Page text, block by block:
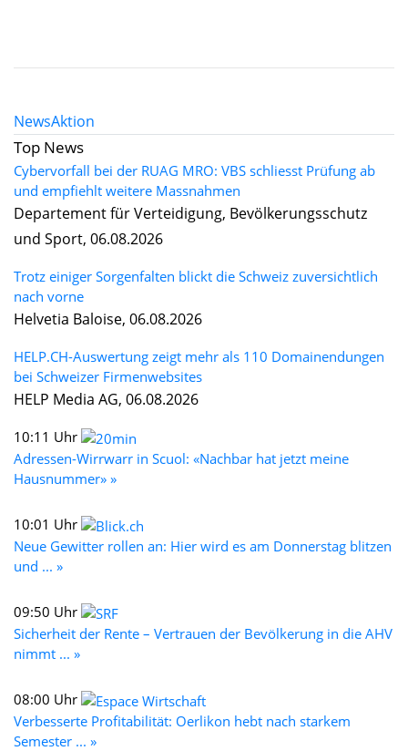
NewsAktion
Top News
Cybervorfall bei der RUAG MRO: VBS schliesst Prüfung ab
und empfiehlt weitere Massnahmen
Departement für Verteidigung, Bevölkerungsschutz
und Sport, 06.08.2026
Trotz einiger Sorgenfalten blickt die Schweiz zuversichtlich
nach vorne
Helvetia Baloise, 06.08.2026
HELP.CH-Auswertung zeigt mehr als 110 Domainendungen
bei Schweizer Firmenwebsites
HELP Media AG, 06.08.2026
10:11 Uhr
Adressen-Wirrwarr in Scuol: «Nachbar hat jetzt meine
Hausnummer» »
10:01 Uhr
Neue Gewitter rollen an: Hier wird es am Donnerstag blitzen
und ... »
09:50 Uhr
Sicherheit der Rente – Vertrauen der Bevölkerung in die AHV
nimmt ... »
08:00 Uhr
Verbesserte Profitabilität: Oerlikon hebt nach starkem
Semester ... »